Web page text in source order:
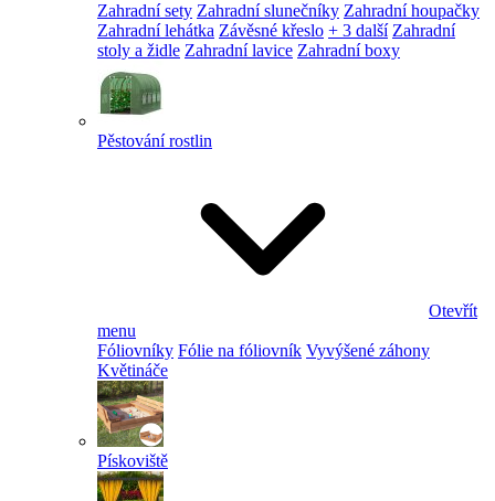
Zahradní sety Zahradní slunečníky Zahradní houpačky
Zahradní lehátka Závěsné křeslo + 3 další Zahradní
stoly a židle Zahradní lavice Zahradní boxy
Pěstování rostlin
Otevřít
menu
Fóliovníky Fólie na fóliovník Vyvýšené záhony
Květináče
Pískoviště